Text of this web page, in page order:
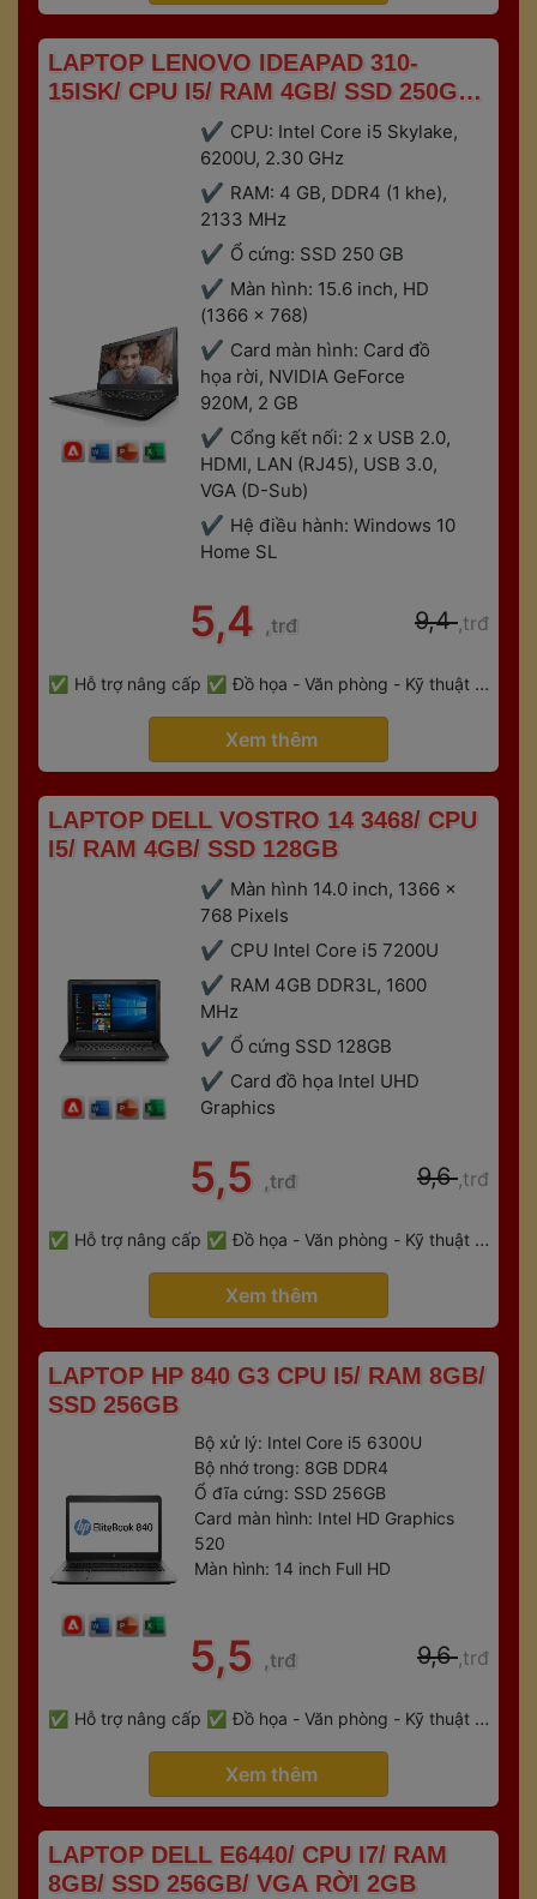
LAPTOP LENOVO IDEAPAD 310-
15ISK/ CPU I5/ RAM 4GB/ SSD 250GB/
CPU: Intel Core i5 Skylake,
6200U, 2.30 GHz
RAM: 4 GB, DDR4 (1 khe),
2133 MHz
Ổ cứng: SSD 250 GB
Màn hình: 15.6 inch, HD
(1366 x 768)
Card màn hình: Card đồ
họa rời, NVIDIA GeForce
920M, 2 GB
Cổng kết nối: 2 x USB 2.0,
HDMI, LAN (RJ45), USB 3.0,
VGA (D-Sub)
Hệ điều hành: Windows 10
Home SL
5,4 ,trđ 9,4 ,trđ
Hỗ trợ nâng cấp
Đồ họa - Văn phòng - Kỹ thuật -
Xem thêm
LAPTOP DELL VOSTRO 14 3468/ CPU
I5/ RAM 4GB/ SSD 128GB
Màn hình 14.0 inch, 1366 x
768 Pixels
CPU Intel Core i5 7200U
RAM 4GB DDR3L, 1600
MHz
Ổ cứng SSD 128GB
Card đồ họa Intel UHD
Graphic
5,5 ,trđ 9,6 ,trđ
Hỗ trợ nâng cấp
Đồ họa - Văn phòng - Kỹ thuật -
Xem thêm
LAPTOP HP 840 G3 CPU I5/ RAM 8GB/
SSD 256GB
Bộ xử lý: Intel Core i5 6300U
Bộ nhớ trong: 8GB DDR4
Ổ đĩa cứng: SSD 256GB
Card màn hình: Intel HD Graphics
520
Màn hình: 14 inch Full HD
5,5 ,trđ 9,6 ,trđ
Hỗ trợ nâng cấp
Đồ họa - Văn phòng - Kỹ thuật -
Xem thêm
LAPTOP DELL E6440/ CPU I7/ RAM
8GB/ SSD 256GB/ VGA RỜI 2GB